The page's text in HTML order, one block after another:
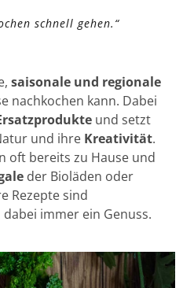
schnell gehen.“
saisonale und regionale
nachkochen kann. Dabei
und setzt
und ihre Kreativität.
oft bereits zu Hause und
der Bioläden oder
Rezepte sind
immer ein Genuss.